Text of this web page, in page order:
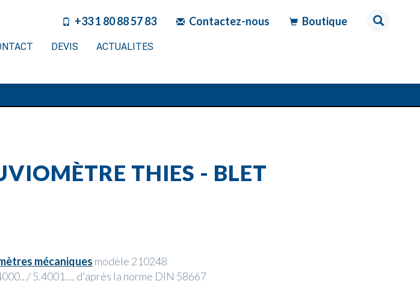
+33 1 80 88 57 83 Contactez-nous Boutique
DEVIS ACTUALITES
THIES - BLET
mécaniques modèle 210248
5.4001…, d'après la norme DIN 58667